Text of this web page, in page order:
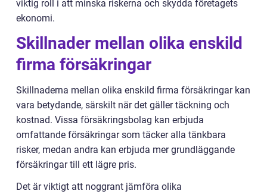
viktig roll i att minska riskerna och skydda företagets
ekonomi.
Skillnader mellan olika enskild
firma försäkringar
Skillnaderna mellan olika enskild firma försäkringar kan
vara betydande, särskilt när det gäller täckning och
kostnad. Vissa försäkringsbolag kan erbjuda
omfattande försäkringar som täcker alla tänkbara
risker, medan andra kan erbjuda mer grundläggande
försäkringar till ett lägre pris.
Det är viktigt att noggrant jämföra olika